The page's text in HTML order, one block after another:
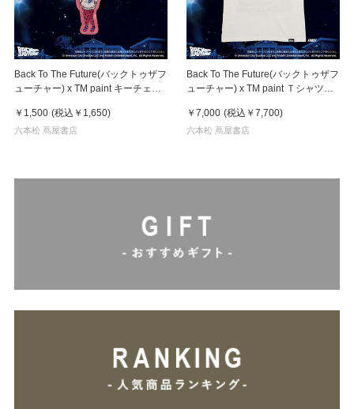
Back To The Future(バックトゥザフ
ューチャー) x TM paint キーチェー
￥1,500 (税込 ￥1,650)
六本松 蔦屋書店
Back To The Future(バックトゥザフ
ューチャー) x TM paint Ｔシャツ
￥7,000 (税込 ￥7,700)
六本松 蔦屋書店